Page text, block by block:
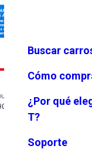
Favoritos Menú
Buscar
Cómo
¿Por qué
T?
Soporte
STRADALE